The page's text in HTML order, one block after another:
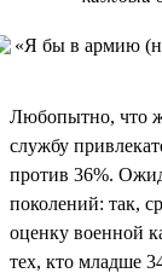
Любопытно, что
службу
против 36%.
поколений: так,
оценку военной
тех, кто младше